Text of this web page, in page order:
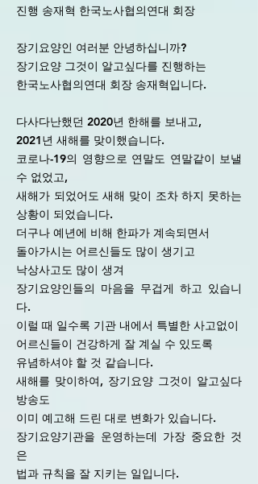
진행 송재혁 한국노사협의연대 회장
장기요양인 여러분 안녕하십니까?
장기요양 그것이 알고싶다를 진행하는
한국노사협의연대 회장 송재혁입니다.
다사다난했던 2020년 한해를 보내고,
2021년 새해를 맞이했습니다.
코로나-19의 영향으로 연말도 연말같이 보낼
수 없었고,
새해가 되었어도 새해 맞이 조차 하지 못하는
상황이 되었습니다.
더구나 예년에 비해 한파가 계속되면서
돌아가시는 어르신들도 많이 생기고
낙상사고도 많이 생겨
장기요양인들의 마음을 무겁게 하고 있습니
다.
이럴 때 일수록 기관 내에서 특별한 사고없이
어르신들이 건강하게 잘 계실 수 있도록
유념하셔야 할 것 같습니다.
새해를 맞이하여, 장기요양 그것이 알고싶다
방송도
이미 예고해 드린 대로 변화가 있습니다.
장기요양기관을 운영하는데 가장 중요한 것
은
법과 규칙을 잘 지키는 일입니다.